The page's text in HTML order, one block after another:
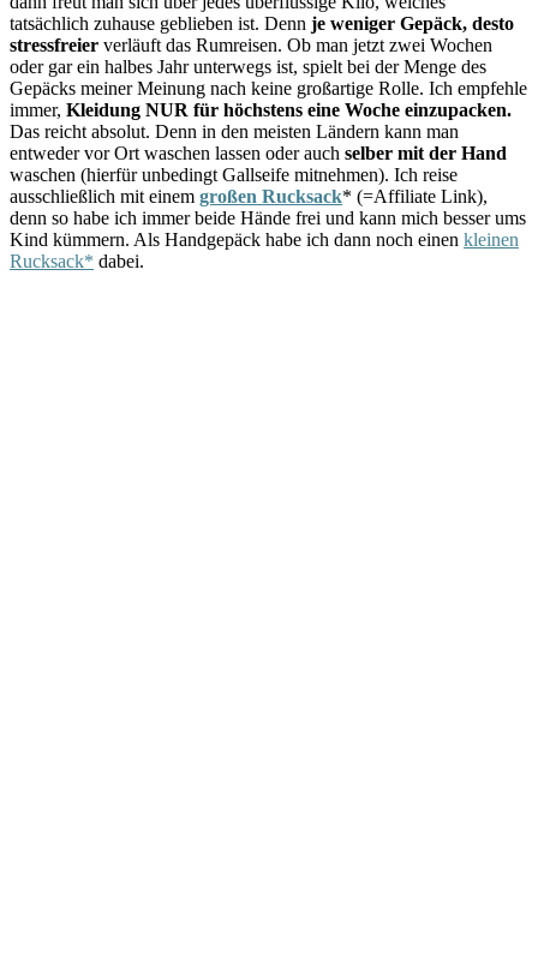
tatsächlich zuhause geblieben ist. Denn je weniger Gepäck, desto
stressfreier verläuft das Rumreisen. Ob man jetzt zwei Wochen
oder gar ein halbes Jahr unterwegs ist, spielt bei der Menge des
Gepäcks meiner Meinung nach keine großartige Rolle. Ich empfehle
immer, Kleidung NUR für höchstens eine Woche einzupacken.
Das reicht absolut. Denn in den meisten Ländern kann man
entweder vor Ort waschen lassen oder auch selber mit der Hand
waschen (hierfür unbedingt Gallseife mitnehmen). Ich reise
ausschließlich mit einem großen Rucksack* (=Affiliate Link),
denn so habe ich immer beide Hände frei und kann mich besser ums
Kind kümmern. Als Handgepäck habe ich dann noch einen kleinen
Rucksack* dabei.